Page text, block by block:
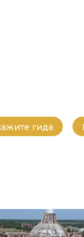
гида